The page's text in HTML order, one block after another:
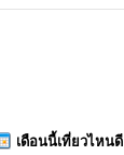
เดือนนี้เที่ยวไหนดี